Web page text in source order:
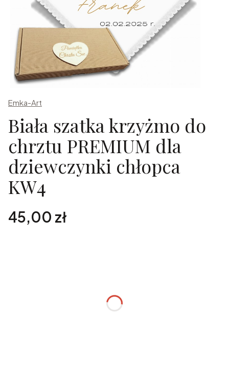
Emka-Art
Biała szatka krzyżmo do
chrztu PREMIUM dla
dziewczynki chłopca
KW4
Cena
45,00 zł